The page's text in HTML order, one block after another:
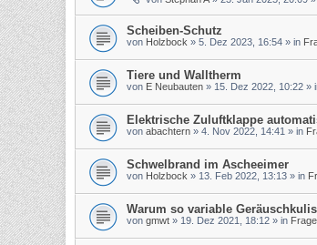
Scheiben-Schutz
von Holzbock » 5. Dez 2023, 16:54 » in
Tiere und Walltherm
von E Neubauten » 15. Dez 2022, 10:22 »
Elektrische Zuluftklappe
von abachtern » 4. Nov 2022, 14:41 » in
Schwelbrand im Ascheeimer
von Holzbock » 13. Feb 2022, 13:13 » in
Warum so variable
von gmwt » 19. Dez 2021, 18:12 » in